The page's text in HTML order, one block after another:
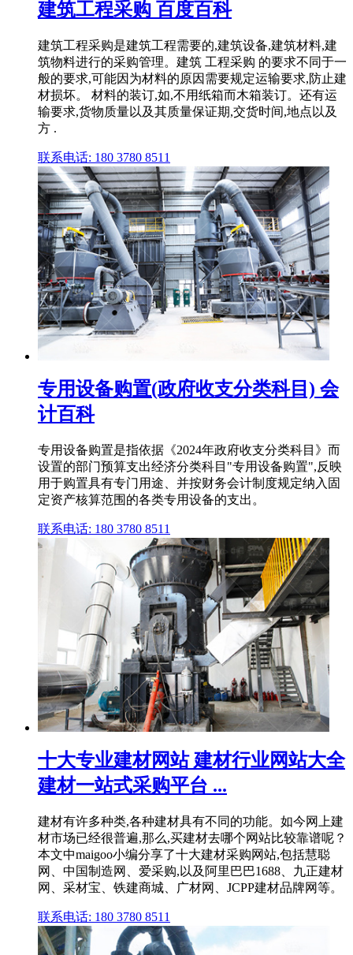
建筑工程采购 百度百科
建筑工程采购是建筑工程需要的,建筑设备,建筑材料,建
筑物料进行的采购管理。建筑 工程采购 的要求不同于一
般的要求,可能因为材料的原因需要规定运输要求,防止建
材损坏。 材料的装订,如,不用纸箱而木箱装订。还有运
输要求,货物质量以及其质量保证期,交货时间,地点以及
方 .
联系电话: 180 3780 8511
专用设备购置(政府收支分类科目) 会
计百科
专用设备购置是指依据《2024年政府收支分类科目》而
设置的部门预算支出经济分类科目"专用设备购置",反映
用于购置具有专门用途、并按财务会计制度规定纳入固
定资产核算范围的各类专用设备的支出。
联系电话: 180 3780 8511
十大专业建材网站 建材行业网站大全
建材一站式采购平台 ...
建材有许多种类,各种建材具有不同的功能。如今网上建
材市场已经很普遍,那么,买建材去哪个网站比较靠谱呢？
本文中maigoo小编分享了十大建材采购网站,包括慧聪
网、中国制造网、爱采购,以及阿里巴巴1688、九正建材
网、采材宝、铁建商城、广材网、JCPP建材品牌网等。
联系电话: 180 3780 8511